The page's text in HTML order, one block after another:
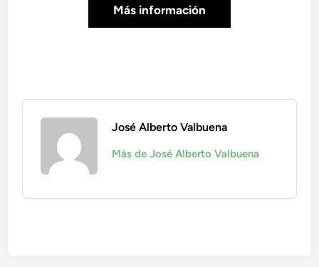
Más información
José Alberto Valbuena
Más de José Alberto Valbuena